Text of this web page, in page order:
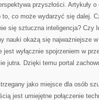
przyszłości. Artykuły
to, co może wydarzyć się dalej.
się sztuczna inteligencja? Czy
nauki okażą się najważniejsze
wyłącznie spojrzeniem w
jutra. Dzięki temu portal
jako miejsce dla osób
jest umiejętne połączenie